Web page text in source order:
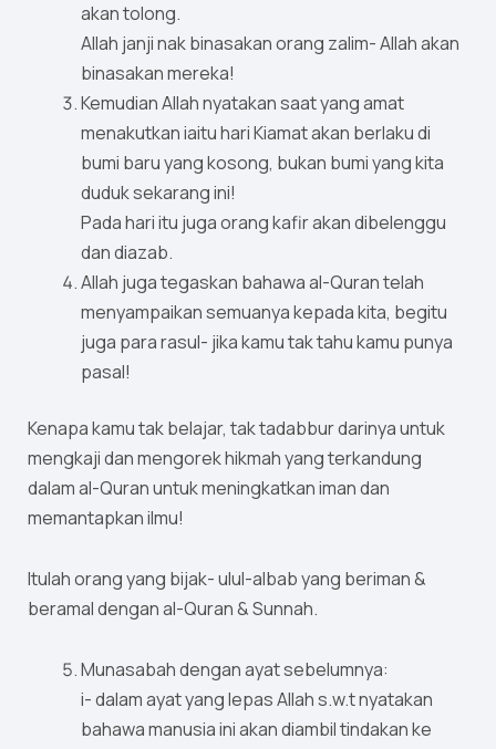
akan tolong.
Allah janji nak binasakan orang zalim- Allah akan
binasakan mereka!
Kemudian Allah nyatakan saat yang amat
menakutkan iaitu hari Kiamat akan berlaku di
bumi baru yang kosong, bukan bumi yang kita
duduk sekarang ini!
Pada hari itu juga orang kafir akan dibelenggu
dan diazab.
Allah juga tegaskan bahawa al-Quran telah
menyampaikan semuanya kepada kita, begitu
juga para rasul- jika kamu tak tahu kamu punya
pasal!
Kenapa kamu tak belajar, tak tadabbur darinya untuk
mengkaji dan mengorek hikmah yang terkandung
dalam al-Quran untuk meningkatkan iman dan
memantapkan ilmu!
Itulah orang yang bijak- ulul-albab yang beriman &
beramal dengan al-Quran & Sunnah.
Munasabah dengan ayat sebelumnya:
i- dalam ayat yang lepas Allah s.w.t nyatakan
bahawa manusia ini akan diambil tindakan ke